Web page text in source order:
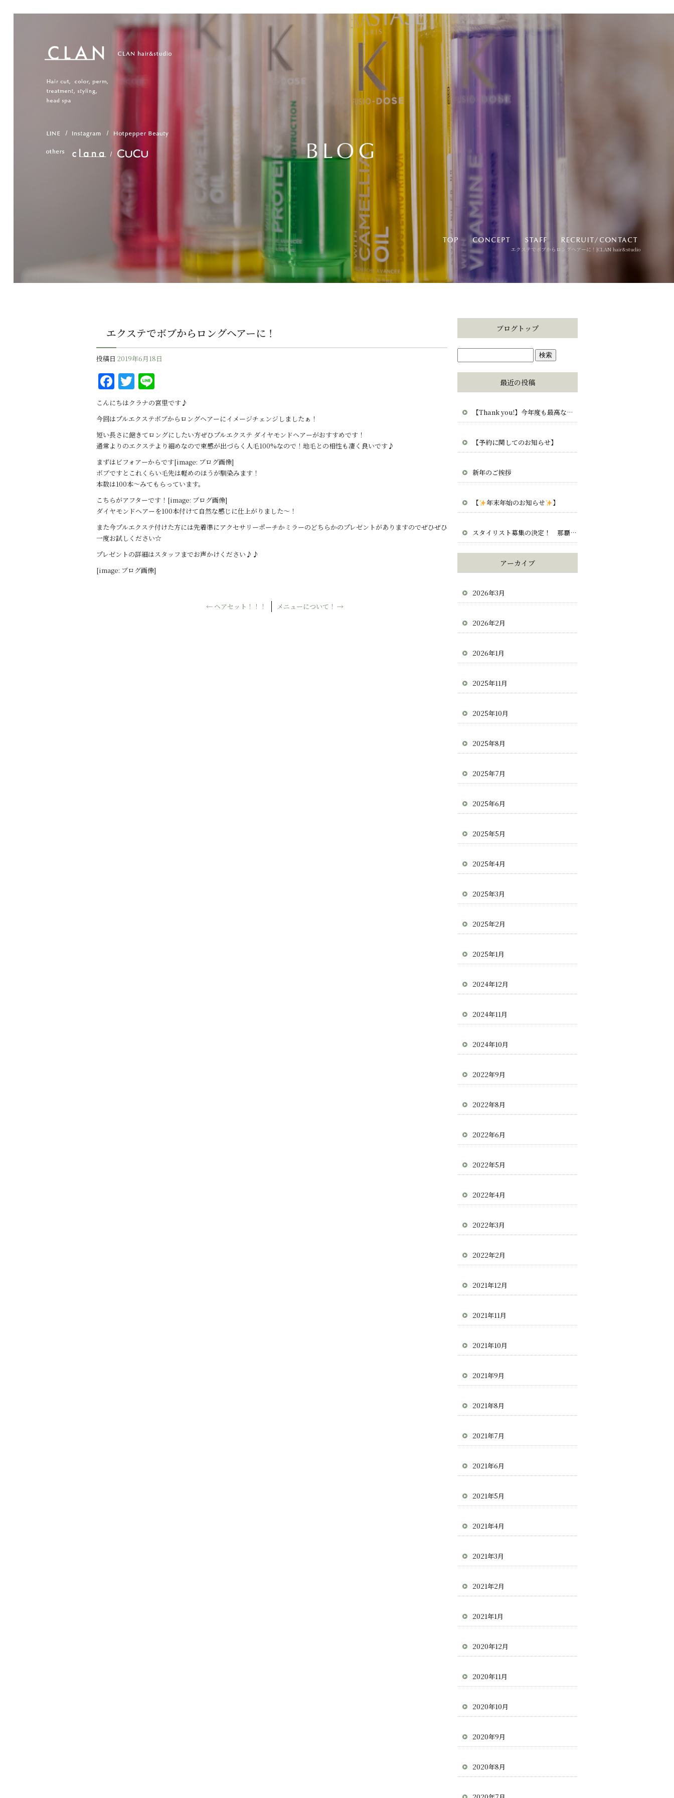
エクステでボブからロングヘアーに！|CLAN hair&studio
エクステでボブからロングヘアーに！
投稿日 2019年6月18日
F
a
c
e
b
o
o
k
T
w
it
te
r
n
e
こんにちはクラナの宮里です♪
今回はプルエクステボブからロングヘアーにイメージチェンジしましたぁ！
短い長さに飽きてロングにしたい方ぜひプルエクステ ダイヤモンドヘアーがおすすめです！
通常よりのエクステより細めなので束感が出づらく人毛100%なので！地毛との相性も凄く良いです♪
まずはビフォアーからです[image: ブログ画像]
ボブですとこれくらい毛先は軽めのほうが馴染みます！
本数は100本～みてもらっています。
こちらがアフターです！[image: ブログ画像]
ダイヤモンドヘアーを100本付けて自然な感じに仕上がりました〜！
また今プルエクステ付けた方には先着準にアクセサリーポーチかミラーのどちらかのプレゼントがありますのでぜひぜひ
一度お試しください☆
プレゼントの詳細はスタッフまでお声かけください♪♪
[image: ブログ画像]
← ヘアセット！！！ メニューについて！ →
ブログトップ
最近の投稿
【Thank you!】今年度も最高な毎日をありがとう。CLAN・clana・CUCUから愛を込めて。
【予約に関してのお知らせ】
新年のご挨拶
【 年末年始のお知らせ 】
スタイリスト募集の決定！ 那覇 宜野湾 北谷 求人 正社員 業務委託
アーカイブ
2026年3月
2026年2月
2026年1月
2025年11月
2025年10月
2025年8月
2025年7月
2025年6月
2025年5月
2025年4月
2025年3月
2025年2月
2025年1月
2024年12月
2024年11月
2024年10月
2022年9月
2022年8月
2022年6月
2022年5月
2022年4月
2022年3月
2022年2月
2021年12月
2021年11月
2021年10月
2021年9月
2021年8月
2021年7月
2021年6月
2021年5月
2021年4月
2021年3月
2021年2月
2021年1月
2020年12月
2020年11月
2020年10月
2020年9月
2020年8月